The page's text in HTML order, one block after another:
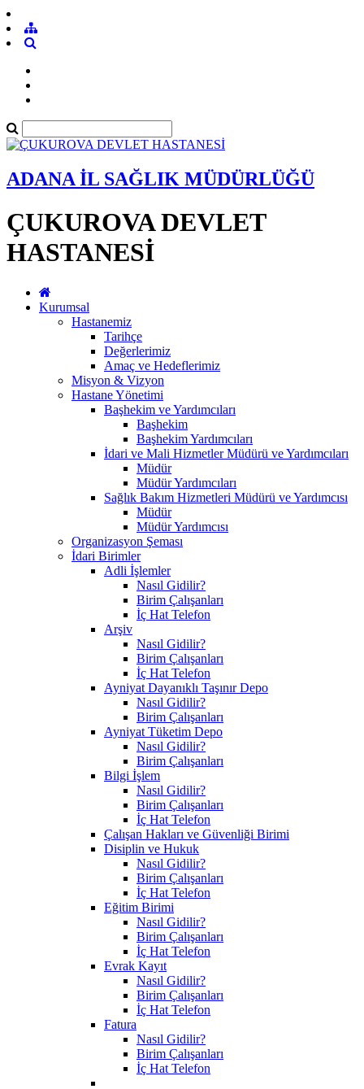
ADANA İL SAĞLIK MÜDÜRLÜĞÜ
ÇUKUROVA DEVLET
HASTANESİ
Kurumsal
Hastanemiz
Tarihçe
Değerlerimiz
Amaç ve Hedeflerimiz
Misyon & Vizyon
Hastane Yönetimi
Başhekim ve Yardımcıları
Başhekim
Başhekim Yardımcıları
İdari ve Mali Hizmetler Müdürü ve Yardımcıları
Müdür
Müdür Yardımcıları
Sağlık Bakım Hizmetleri Müdürü ve Yardımcısı
Müdür
Müdür Yardımcısı
Organizasyon Şeması
İdari Birimler
Adli İşlemler
Nasıl Gidilir?
Birim Çalışanları
İç Hat Telefon
Arşiv
Nasıl Gidilir?
Birim Çalışanları
İç Hat Telefon
Ayniyat Dayanıklı Taşınır Depo
Nasıl Gidilir?
Birim Çalışanları
Ayniyat Tüketim Depo
Nasıl Gidilir?
Birim Çalışanları
Bilgi İşlem
Nasıl Gidilir?
Birim Çalışanları
İç Hat Telefon
Çalışan Hakları ve Güvenliği Birimi
Disiplin ve Hukuk
Nasıl Gidilir?
Birim Çalışanları
İç Hat Telefon
Eğitim Birimi
Nasıl Gidilir?
Birim Çalışanları
İç Hat Telefon
Evrak Kayıt
Nasıl Gidilir?
Birim Çalışanları
İç Hat Telefon
Fatura
Nasıl Gidilir?
Birim Çalışanları
İç Hat Telefon